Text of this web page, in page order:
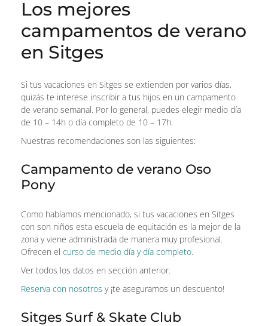
Los mejores
campamentos de verano
en Sitges
Si tus vacaciones en Sitges se extienden por varios días,
quizás te interese inscribir a tus hijos en un campamento
de verano semanal. Por lo general, puedes elegir medio día
de 10 – 14h o día completo de 10 – 17h.
Nuestras recomendaciones son las siguientes:
Campamento de verano Oso
Pony
Como habíamos mencionado, si tus vacaciones en Sitges
con son niños esta escuela de equitación es la mejor de la
zona y viene administrada de manera muy profesional.
Ofrecen el curso de medio día y día completo.
Ver todos los datos en sección anterior.
Reserva con nosotros y ¡te aseguramos un descuento!
Sitges Surf & Skate Club